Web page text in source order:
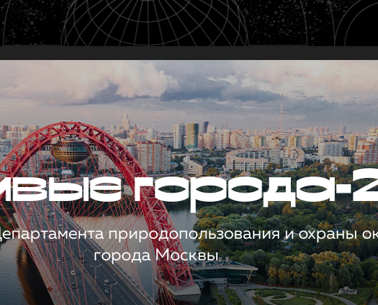
природопользования и охраны
города Москвы